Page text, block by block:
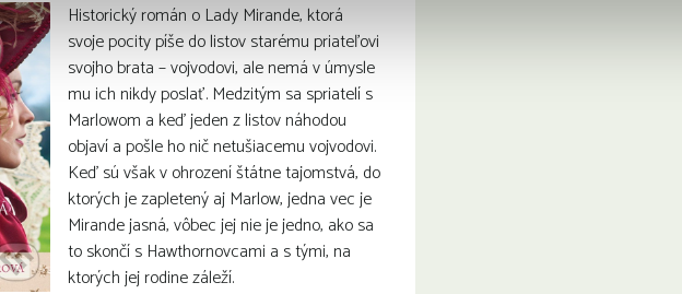
Historický román o Lady Mirande, ktorá
svoje pocity píše do listov starému priateľovi
svojho brata – vojvodovi, ale nemá v úmysle
mu ich nikdy poslať. Medzitým sa spriatelí s
Marlowom a keď jeden z listov náhodou
objaví a pošle ho nič netušiacemu vojvodovi.
Keď sú však v ohrození štátne tajomstvá, do
ktorých je zapletený aj Marlow, jedna vec je
Mirande jasná, vôbec jej nie je jedno, ako sa
to skončí s Hawthornovcami a s tými, na
ktorých jej rodine záleží.